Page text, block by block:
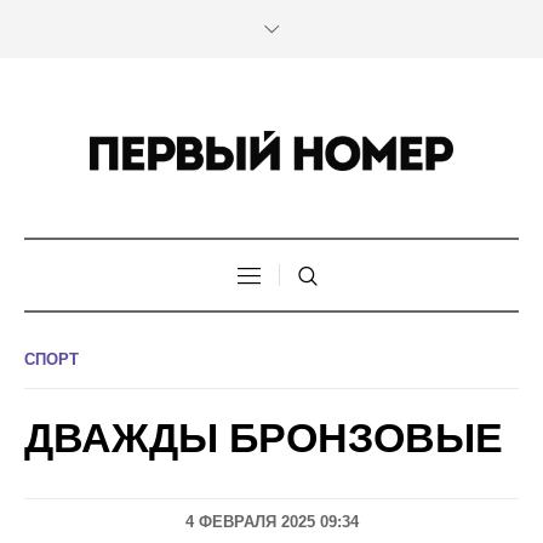
СПОРТ
ДВАЖДЫ БРОНЗОВЫЕ
4 ФЕВРАЛЯ 2025 09:34